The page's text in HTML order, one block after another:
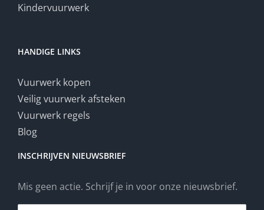
Kindervuurwerk
HANDIGE LINKS
Vuurwerk kopen
Veilig vuurwerk afsteken
Vuurwerk regels
Blog
INSCHRIJVEN NIEUWSBRIEF
Mis geen actie. Schrijf je in voor onze nieuwsbrief.